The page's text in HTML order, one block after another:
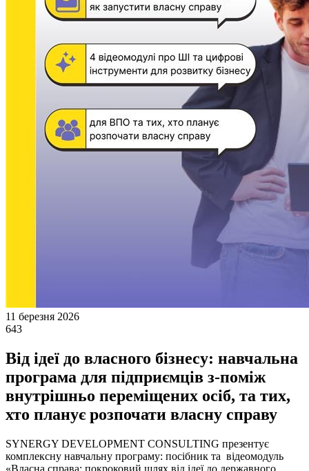
11 березня 2026
643
Від ідеї до власного бізнесу: навчальна
програма для підприємців з-поміж
внутрішньо переміщених осіб, та тих,
хто планує розпочати власну справу
SYNERGY DEVELOPMENT CONSULTING презентує
комплексну навчальну програму: посібник та відеомодуль
«Власна справа: покроковий шлях від ідеї до державного